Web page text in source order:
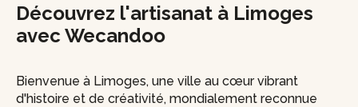
Découvrez l'artisanat à Limoges
avec Wecandoo
Bienvenue à Limoges, une ville au cœur vibrant
d'histoire et de créativité, mondialement reconnue